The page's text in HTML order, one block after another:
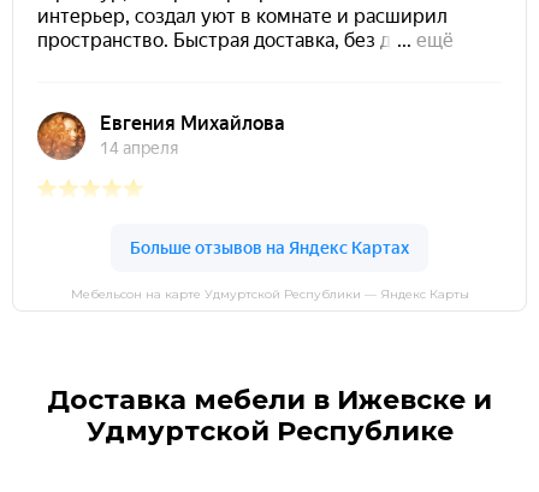
Мебельсон на карте Удмуртской Республики — Яндекс Карты
Доставка мебели в Ижевске и
Удмуртской Республике